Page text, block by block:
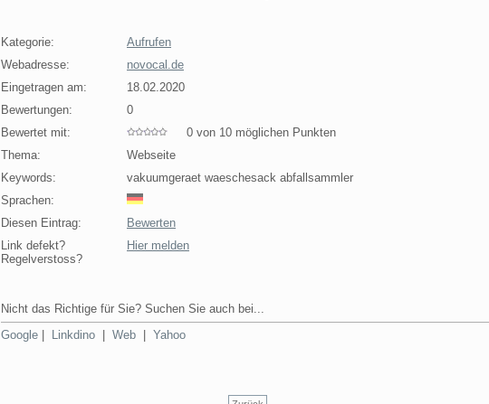
Kategorie:
Aufrufen
Webadresse:
novocal.de
Eingetragen am:
18.02.2020
Bewertungen:
0
Bewertet mit:
0 von 10 möglichen Punkten
Thema:
Webseite
Keywords:
vakuumgeraet waeschesack abfallsammler
Sprachen:
Diesen Eintrag:
Bewerten
Link defekt?
Regelverstoss?
Hier melden
Nicht das Richtige für Sie? Suchen Sie auch bei...
Google
Linkdino Web Yahoo